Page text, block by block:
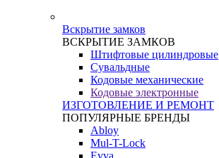
Вскрытие замков
ВСКРЫТИЕ ЗАМКОВ
Штифтовые цилиндровые
Сувальдные
Кодовые механические
Кодовые электронные
ИЗГОТОВЛЕНИЕ И РЕМОНТ
ПОПУЛЯРНЫЕ БРЕНДЫ
Abloy
Mul-T-Lock
Evva